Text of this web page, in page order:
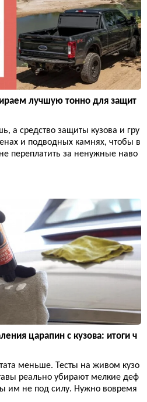
лучшую тонно для защит
а средство защиты кузова и гру
и подводных камнях, чтобы в
переплатить за ненужные наво
царапин с кузова: итоги ч
меньше. Тесты на живом кузо
реально убирают мелкие деф
им не под силу. Нужно вовремя